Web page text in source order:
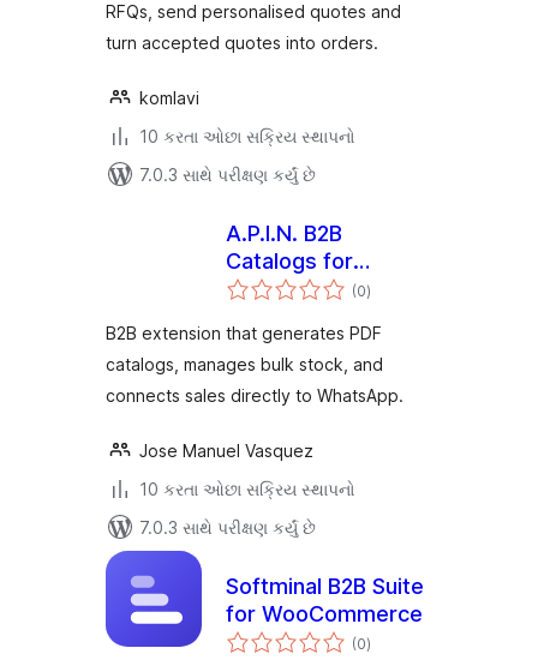
RFQs, send personalised quotes and
turn accepted quotes into orders.
komlavi
10 કરતા ઓછા સક્રિય સ્થાપનો
7.0.3 સાથે પરીક્ષણ કર્યું છે
A.P.I.N. B2B
Catalogs for
WooCommerce
(0કુલ
રેટિંગ્સ
)
B2B extension that generates PDF
catalogs, manages bulk stock, and
connects sales directly to WhatsApp.
Jose Manuel Vasquez
10 કરતા ઓછા સક્રિય સ્થાપનો
7.0.3 સાથે પરીક્ષણ કર્યું છે
Softminal B2B Suite
for WooCommerce
(0કુલ
રેટિંગ્સ
)